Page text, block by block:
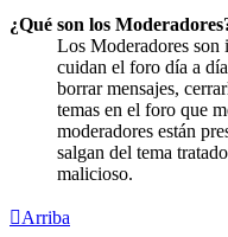
¿Qué son los
Los Moderadores
cuidan el foro día a
borrar mensajes,
temas en el foro que
moderadores están
salgan del tema
malicioso.
Arriba